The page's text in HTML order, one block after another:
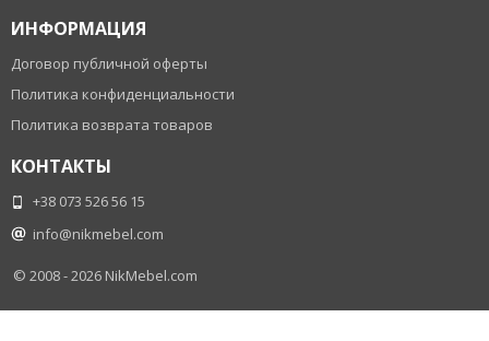
ИНФОРМАЦИЯ
Договор публичной оферты
Политика конфиденциальности
Политика возврата товаров
КОНТАКТЫ
+38 073 526 56 15
info@nikmebel.com
© 2008 - 2026 NikMebel.com